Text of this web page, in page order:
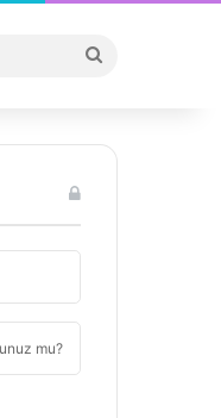
...
mu?